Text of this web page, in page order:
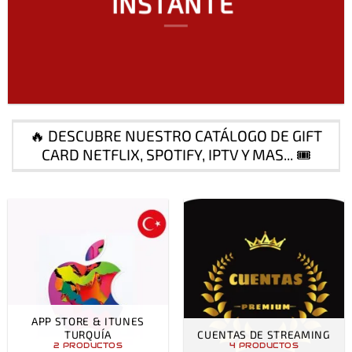
Juegos y
mas…
COMPRAR
🔥 DESCUBRE NUESTRO CATÁLOGO DE GIFT
CARD NETFLIX, SPOTIFY, IPTV Y MAS... 🎟️
APP STORE & ITUNES
TURQUÍA
2 PRODUCTOS
CUENTAS DE STREAMING
4 PRODUCTOS